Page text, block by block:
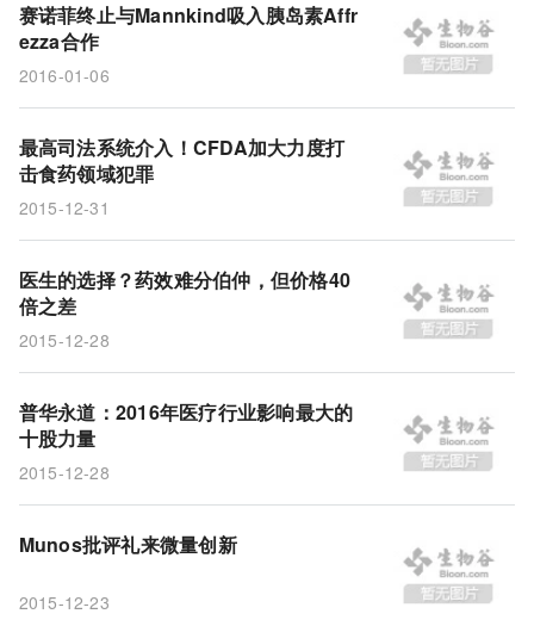
赛诺菲终止与Mannkind吸入胰岛素Affr
ezza合作
2016-01-06
最高司法系统介入！CFDA加大力度打
击食药领域犯罪
2015-12-31
医生的选择？药效难分伯仲，但价格40
倍之差
2015-12-28
普华永道：2016年医疗行业影响最大的
十股力量
2015-12-28
Munos批评礼来微量创新
2015-12-23